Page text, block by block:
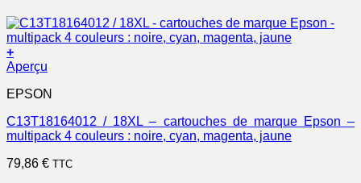
+
Aperçu
EPSON
C13T18164012 / 18XL – cartouches de marque Epson –
multipack 4 couleurs : noire, cyan, magenta, jaune
79,86 € TTC